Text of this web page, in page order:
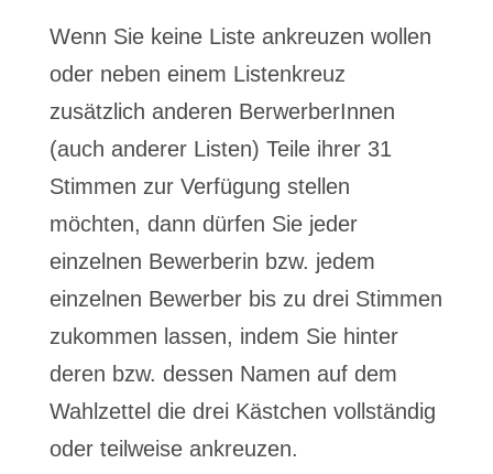
Wenn Sie keine Liste ankreuzen wollen
oder neben einem Listenkreuz
zusätzlich anderen BerwerberInnen
(auch anderer Listen) Teile ihrer 31
Stimmen zur Verfügung stellen
möchten, dann dürfen Sie jeder
einzelnen Bewerberin bzw. jedem
einzelnen Bewerber bis zu drei Stimmen
zukommen lassen, indem Sie hinter
deren bzw. dessen Namen auf dem
Wahlzettel die drei Kästchen vollständig
oder teilweise ankreuzen.